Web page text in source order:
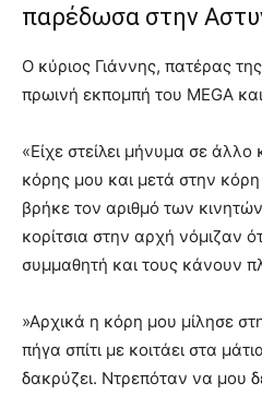
παρέδωσα στην
Ο κύριος Γιάννης, πατέρας
πρωινή εκπομπή του MEGA
«Είχε στείλει μήνυμα σε άλλο
κόρης μου και μετά στην
βρήκε τον αριθμό των
κορίτσια στην αρχή νόμιζαν
συμμαθητή και τους κάνουν
»Αρχικά η κόρη μου μίλησε
πήγα σπίτι με κοιτάει στα
δακρύζει. Ντρεπόταν να μου